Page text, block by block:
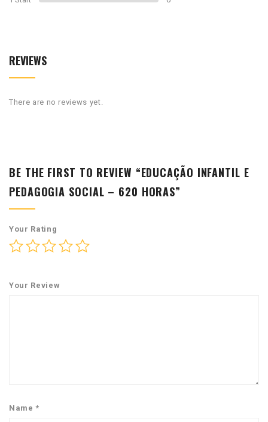
REVIEWS
There are no reviews yet.
BE THE FIRST TO REVIEW “EDUCAÇÃO INFANTIL E
PEDAGOGIA SOCIAL – 620 HORAS”
Your Rating
Your Review
Name*